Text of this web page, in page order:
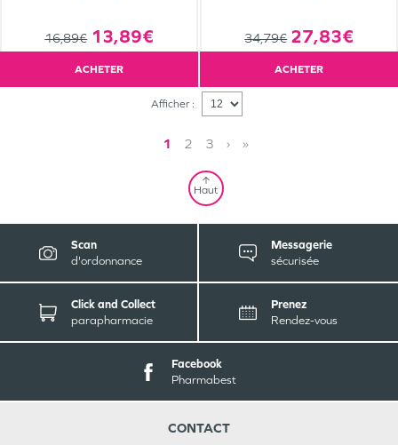
16,89€ 13,89€
ACHETER
34,79€ 27,83€
ACHETER
Afficher :
1 2 3 › »
Haut
Scan
d'ordonnance
Messagerie
sécurisée
Click and Collect
parapharmacie
Prenez
Rendez-vous
Facebook
Pharmabest
CONTACT